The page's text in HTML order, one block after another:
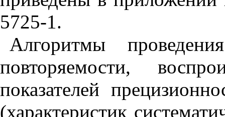
5725-1.
Алгоритмы
повторяемости,
показателей
(характеристик